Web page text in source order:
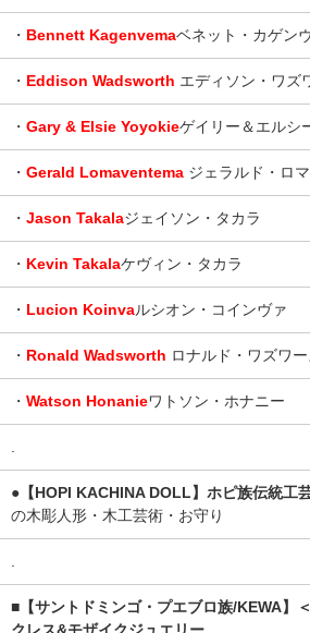
・ Bennett Kagenvemaベネット・カゲン
・ Eddison Wadsworth エディソン・ワズ
・ Gary & Elsie Yoyokieゲイリー＆エルシ
・ Gerald Lomaventema ジェラルド・ロ
・ Jason Takalaジェイソン・タカラ
・ Kevin Takalaケヴィン・タカラ
・ Lucion Koinvaルシオン・コインヴァ
・ Ronald Wadsworth ロナルド・ワズワー
・ Watson Honanieワトソン・ホナニー
.
●【HOPI KACHINA DOLL】ホピ族伝統工
の木彫人形・木工芸術・お守り
.
■【サントドミンゴ・プエブロ族/KEWA】